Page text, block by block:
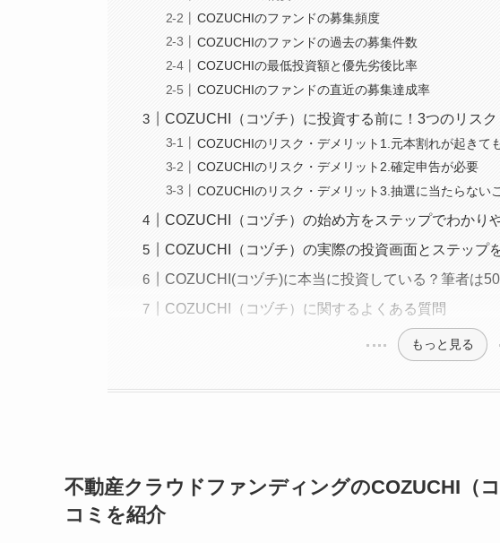
COZUCHIのファンドの募集頻度
COZUCHIのファンドの過去の募集件数
COZUCHIの最低投資額と優先劣後比率
COZUCHIのファンドの直近の募集達成率
COZUCHI（コヅチ）に投資する前に！3つのリス
COZUCHIのリスク・デメリット1.元本割れが起きて
COZUCHIのリスク・デメリット2.確定申告が必要
COZUCHIのリスク・デメリット3.抽選に当たらない
COZUCHI（コヅチ）の始め方をステップでわかり
COZUCHI（コヅチ）の実際の投資画面とステップ
COZUCHI(コヅチ)に本当に投資している？筆者は
COZUCHI（コヅチ）に関するよくある質問
もっと見る
不動産クラウドファンディングのCOZUCHI（
コミを紹介